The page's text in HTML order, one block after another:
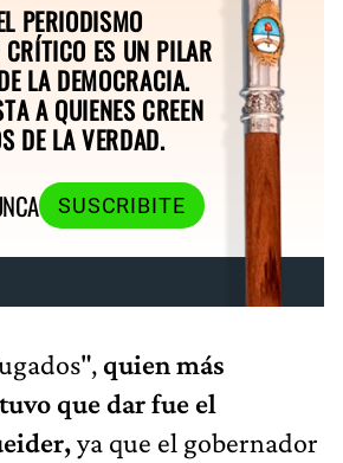
PERIODISMO
CRÍTICO ES UN PILAR
LA DEMOCRACIA.
A QUIENES CREEN
DE LA VERDAD.
SUSCRIBITE
quien más
que dar fue el
ya que el gobernador